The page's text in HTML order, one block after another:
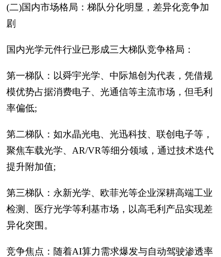
(二)国内市场格局：梯队分化明显，差异化竞争加
剧
国内光学元件行业已形成三大梯队竞争格局：
第一梯队：以舜宇光学、中际旭创为代表，凭借规
模优势占据消费电子、光通信等主流市场，但毛利
率偏低;
第二梯队：如水晶光电、光迅科技、联创电子等，
聚焦车载光学、AR/VR等细分领域，通过技术迭代
提升附加值;
第三梯队：永新光学、欧菲光等企业深耕高端工业
检测、医疗光学等利基市场，以高毛利产品实现差
异化突围。
竞争焦点：随着AI算力需求爆发与自动驾驶渗透率